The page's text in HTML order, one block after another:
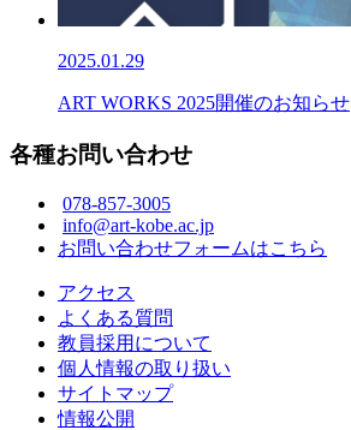
2025.01.29
ART WORKS 2025開催のお知らせ
各種お問い合わせ
078-857-3005
info@art-kobe.ac.jp
お問い合わせフォームはこちら
アクセス
よくある質問
教員採用について
個人情報の取り扱い
サイトマップ
情報公開